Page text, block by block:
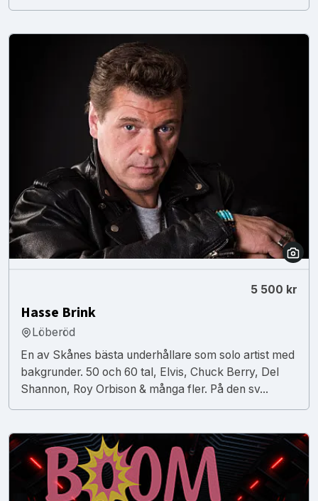
5 500 kr
Hasse Brink
Löberöd
En av Skånes bästa underhållare som solo artist med
bakgrunder. 50 och 60 tal, Elvis, Chuck Berry, Del
Shannon, Roy Orbison & många fler. På den sv...